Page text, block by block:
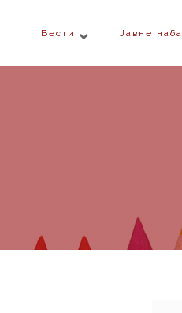
Вести Јавне